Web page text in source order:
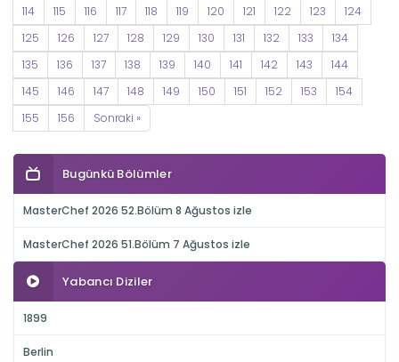
114
115 116 117 118 119 120 121 122 123
124
125
126 127 128 129 130 131 132 133
134
135
136 137 138 139 140 141 142 143
144
145
146 147 148 149 150 151 152 153
154
155
156 Sonraki »
Bugünkü Bölümler
MasterChef 2026 52.Bölüm 8 Ağustos izle
MasterChef 2026 51.Bölüm 7 Ağustos izle
Yabancı Diziler
1899
Berlin